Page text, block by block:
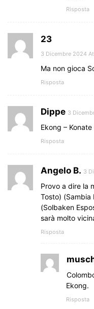
Risposta
23
3 Dicembre 2024
Ma non gioca
Risposta
Dippe 3
Ekong –
Risposta
Angelo B. 3
Provo a dire la
Tosto) (Sambia
(Solbaken
sarà molto
Risposta
Ekong.
Risposta